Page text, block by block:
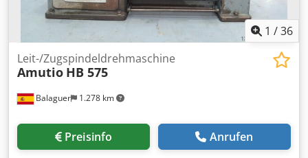
1 /36
Balaguer 1.278 km
Leit-/Zugspindeldrehmaschine
Amutio HB 575
Preisinfo Anrufen